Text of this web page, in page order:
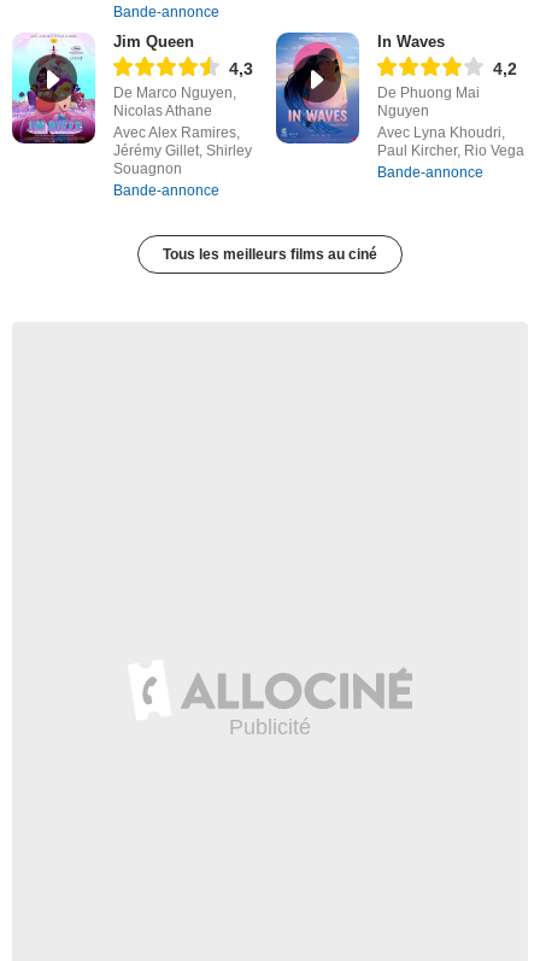
Bande-annonce
Jim Queen
4,3
De Marco Nguyen,
Nicolas Athane
Avec Alex Ramires,
Jérémy Gillet, Shirley
Souagnon
Bande-annonce
In Waves
4,2
De Phuong Mai
Nguyen
Avec Lyna Khoudri,
Paul Kircher, Rio Vega
Bande-annonce
Tous les meilleurs films au ciné